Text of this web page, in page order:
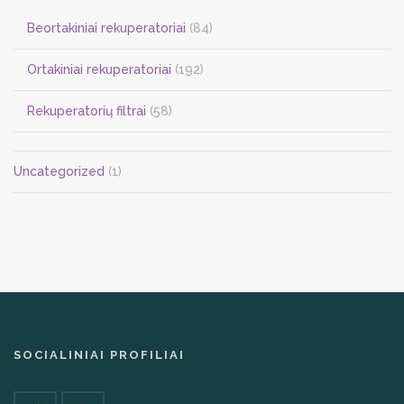
Beortakiniai rekuperatoriai (84)
Ortakiniai rekuperatoriai (192)
Rekuperatorių filtrai (58)
Uncategorized (1)
SOCIALINIAI PROFILIAI